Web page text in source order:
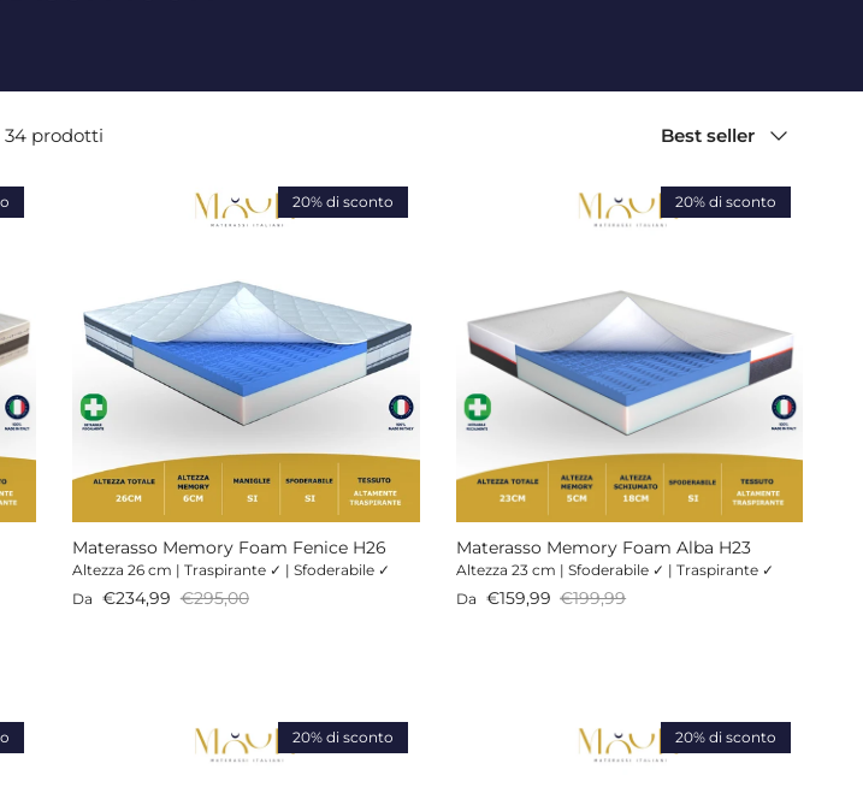
34 prodotti
Ordina per
Best seller
20% di sconto
Materasso Memory Foam Fenice H26
Altezza 26 cm | Traspirante ✓ | Sfoderabile ✓
Prezzo di vendita
Da €234,99 Prezzo normale
€295,00
20% di sconto
Materasso Memory Foam Alba H23
Altezza 23 cm | Sfoderabile ✓ | Traspirante ✓
Prezzo di vendita
Da €159,99 Prezzo normale
€199,99
20% di sconto 20% di sconto